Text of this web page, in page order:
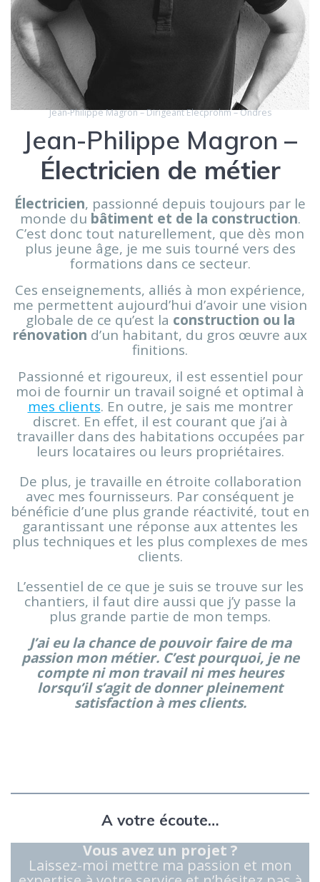
Jean-Philippe Magron – Dirigeant Elecprohm – Ondres
Jean-Philippe Magron –
Électricien de métier
Électricien, passionné depuis toujours par le
monde du bâtiment et de la construction.
C’est donc tout naturellement, que dès mon
plus jeune âge, je me suis tourné vers des
formations dans ce secteur.
Ces enseignements, alliés à mon expérience,
me permettent aujourd’hui d’avoir une vision
globale de ce qu’est la construction ou la
rénovation d’un habitant, du gros œuvre aux
finitions.
Passionné et rigoureux, il est essentiel pour
moi de fournir un travail soigné et optimal à
mes clients. En outre, je sais me montrer
discret. En effet, il est courant que j’ai à
travailler dans des habitations occupées par
leurs locataires ou leurs propriétaires.
De plus, je travaille en étroite collaboration
avec mes fournisseurs. Par conséquent je
bénéficie d’une plus grande réactivité, tout en
garantissant une réponse aux attentes les
plus techniques et les plus complexes de mes
clients.
L’essentiel de ce que je suis se trouve sur les
chantiers, il faut dire aussi que j’y passe la
plus grande partie de mon temps.
J’ai eu la chance de pouvoir faire de ma
passion mon métier. C’est pourquoi, je ne
compte ni mon travail ni mes heures
lorsqu’il s’agit de donner pleinement
satisfaction à mes clients.
A votre écoute…
Vous avez un projet ?
Laissez-moi mettre ma passion et mon